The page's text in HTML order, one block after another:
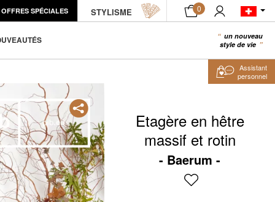
OFFRES SPÉCIALES STYLISME 0
un nouveau
style de vie
AJOUTER AU PANIER
Etagère en hêtre
massif et rotin
Baerum
Assistant
personnel